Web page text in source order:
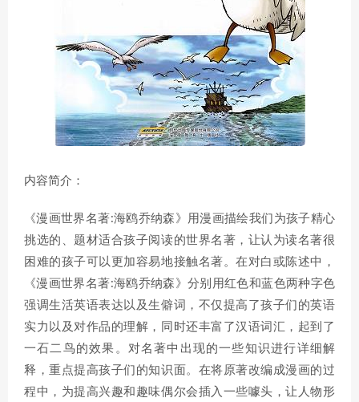
内容简介：
《漫画世界名著:海鸥乔纳森》用漫画描绘我们为孩子精心
挑选的、题材适合孩子阅读的世界名著，让认为读名著很
困难的孩子可以更加容易地接触名著。在对白或陈述中，
《漫画世界名著:海鸥乔纳森》分别用红色和蓝色两种字色
强调生活英语表达以及生僻词，不仅提高了孩子们的英语
实力以及对作品的理解，同时还丰富了汉语词汇，起到了
一石二鸟的效果。对名著中出现的一些知识进行详细解
释，重点提高孩子们的知识面。在将原著改编成漫画的过
程中，为提高兴趣和趣味偶尔会插入一些噱头，让人物形